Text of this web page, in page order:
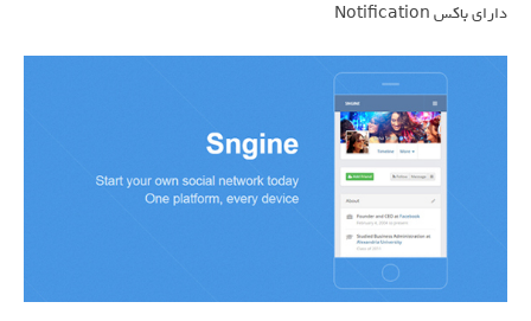
دارای باکس Notification